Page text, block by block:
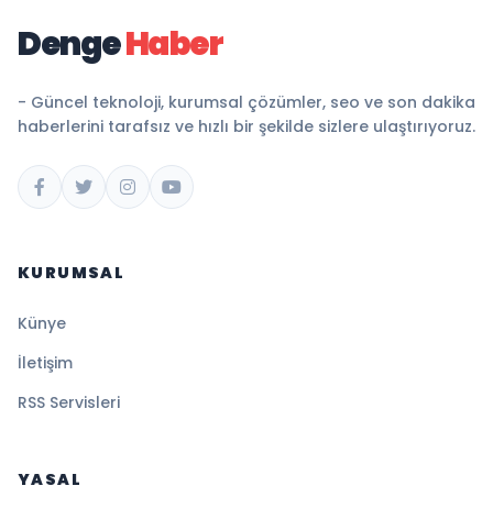
DengeHaber
- Güncel teknoloji, kurumsal çözümler, seo ve son dakika
haberlerini tarafsız ve hızlı bir şekilde sizlere ulaştırıyoruz.
KURUMSAL
Künye
İletişim
RSS Servisleri
YASAL